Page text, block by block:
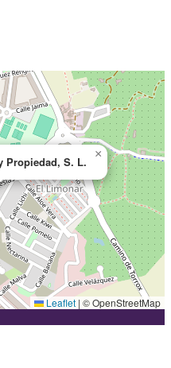
Propiedad, S. L.
×
Leaflet | © OpenStreetMap